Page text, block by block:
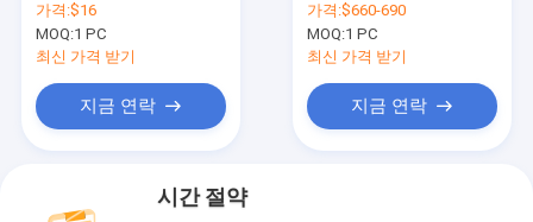
가격:$16
MOQ:1 PC
최신 가격 받기
지금 연락
가격:$660-690
MOQ:1 PC
최신 가격 받기
지금 연락
시간 절약